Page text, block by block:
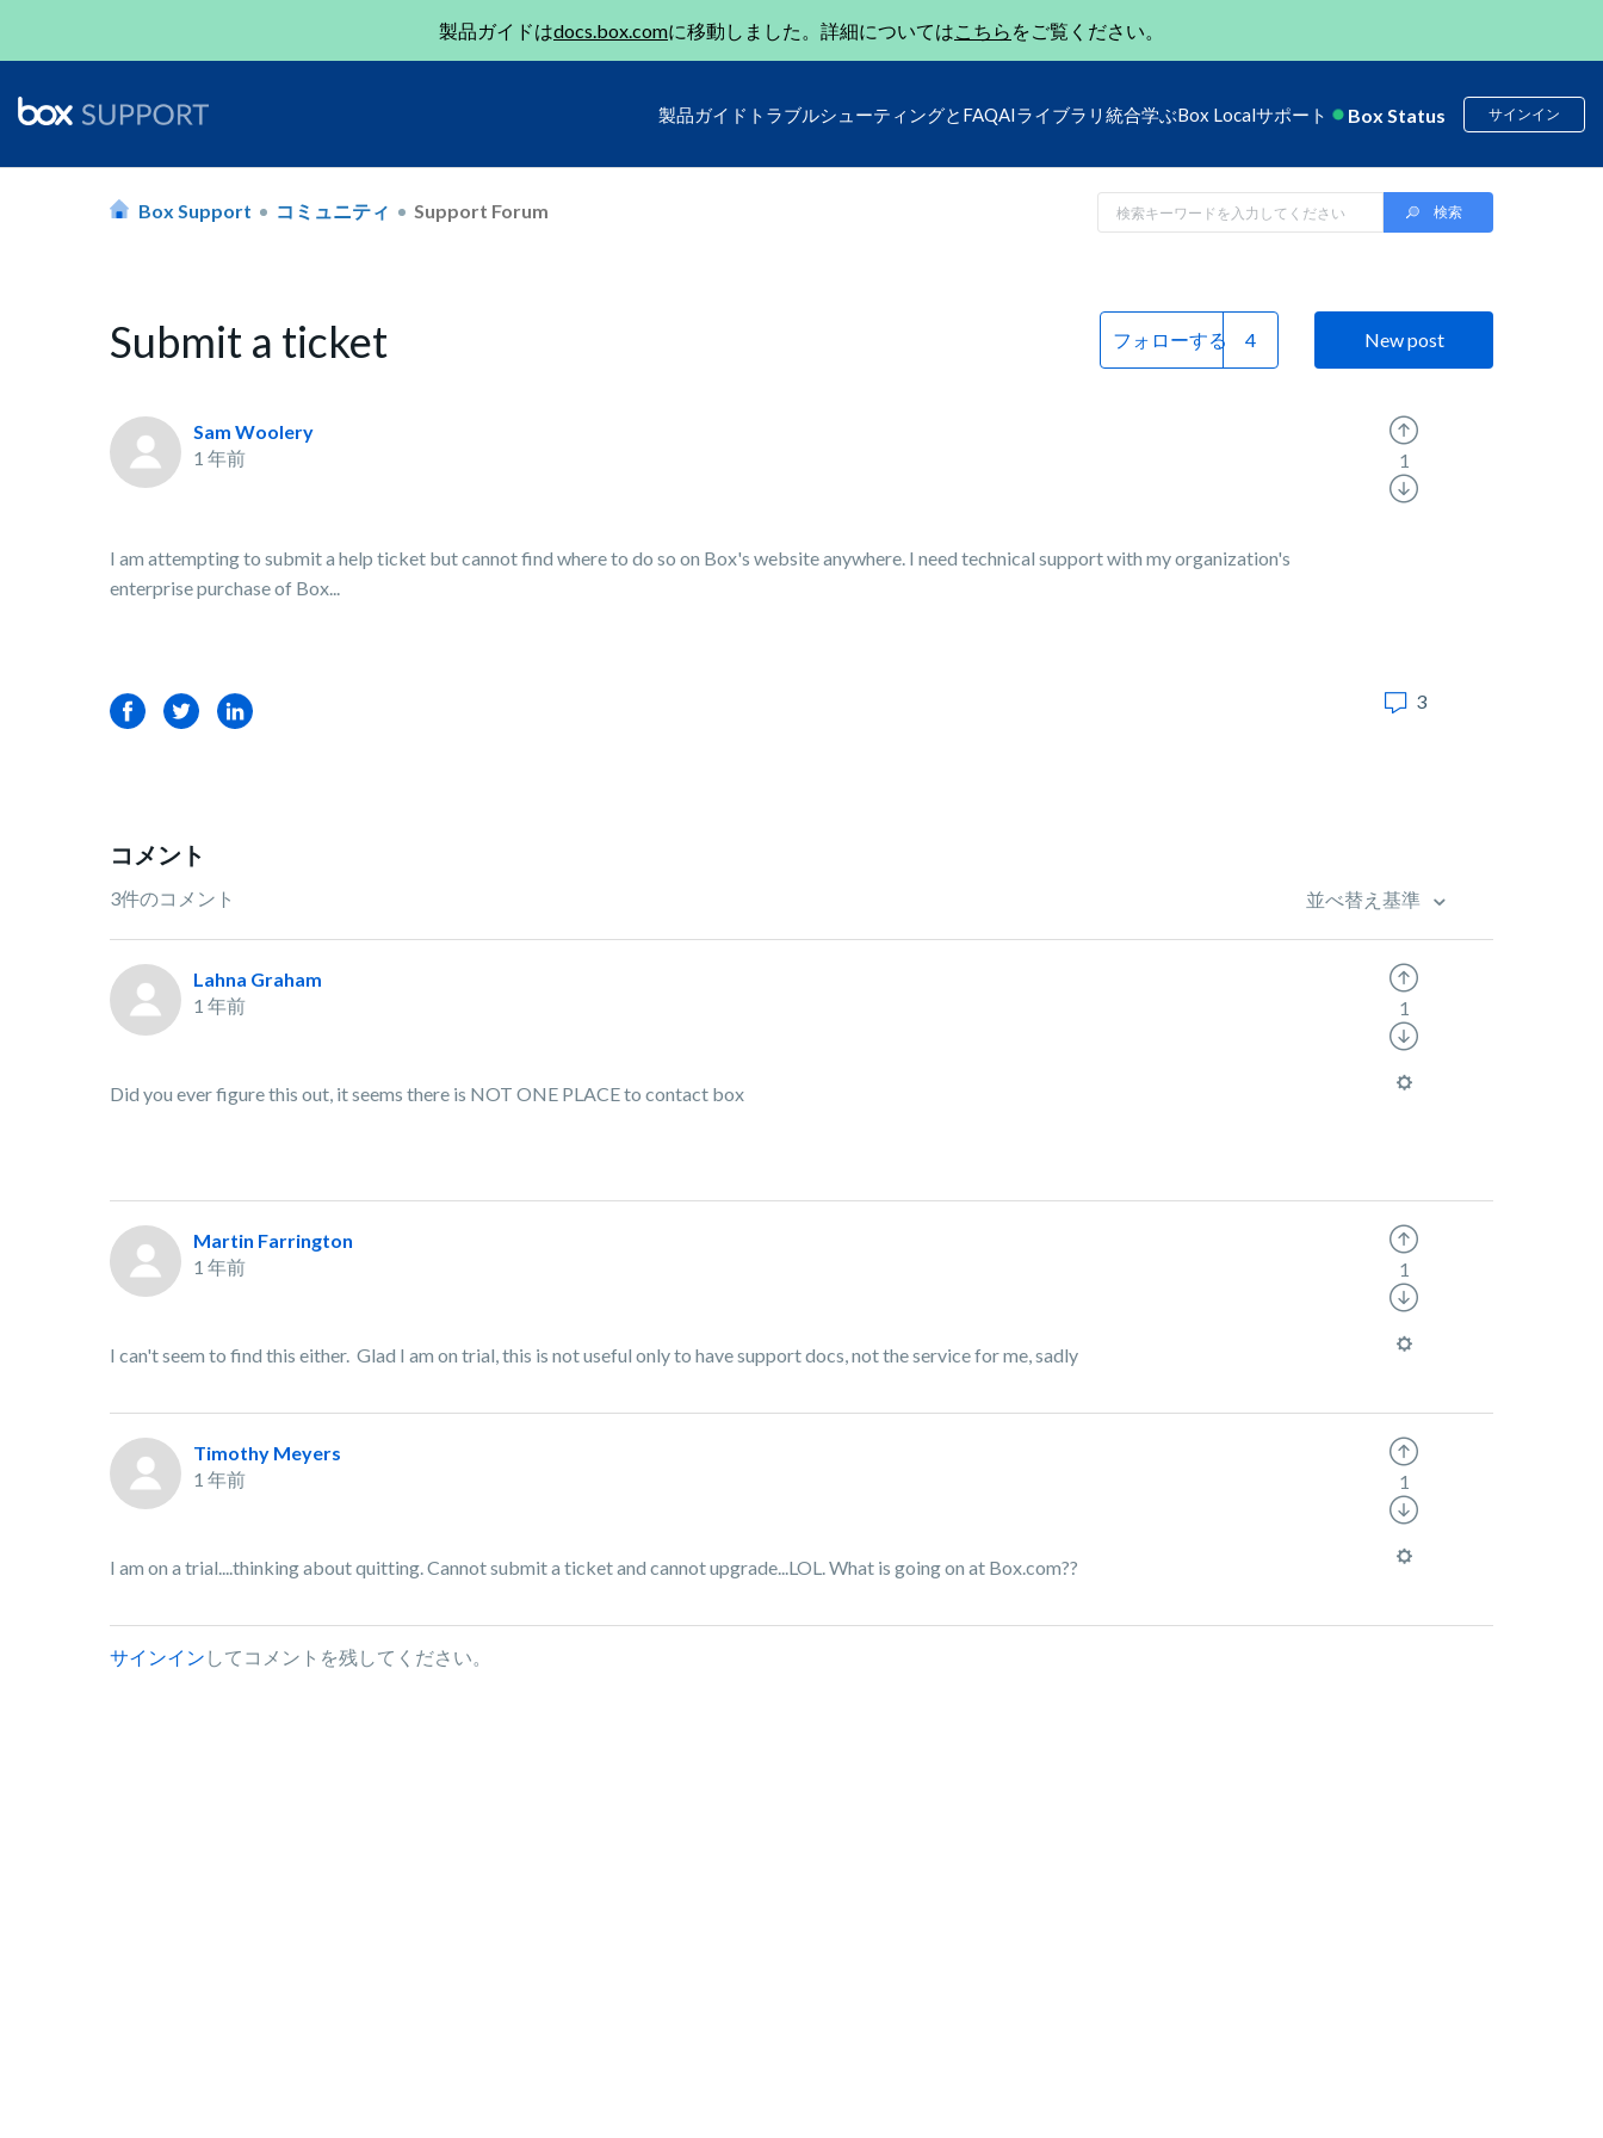
製品ガイドはdocs.box.comに移動しました。詳細についてはこちら をご覧ください。
製品ガイド トラブルシューティングとFAQAIライブラリ 統合学ぶBox Localサポート Box Status サインイン
Box Support コミュニティ Support Forum
Submit a ticket フォローする New post
Sam Woolery
1 年前
I am attempting to submit a help ticket but cannot find where to do so on Box's website anywhere. I need technical support with my organization's
enterprise purchase of Box...
1
FacebookTwitterLinkedIn 3
コメント
3件のコメント 並べ替え基準
Lahna Graham
1 年前
Did you ever figure this out, it seems there is NOT ONE PLACE to contact box
1
Martin Farrington
1 年前
I can't seem to find this either. Glad I am on trial, this is not useful only to have support docs, not the service for me, sadly
1
Timothy Meyers
1 年前
I am on a trial....thinking about quitting. Cannot submit a ticket and cannot upgrade...LOL. What is going on at Box.com??
1
サインイン してコメントを残してください。